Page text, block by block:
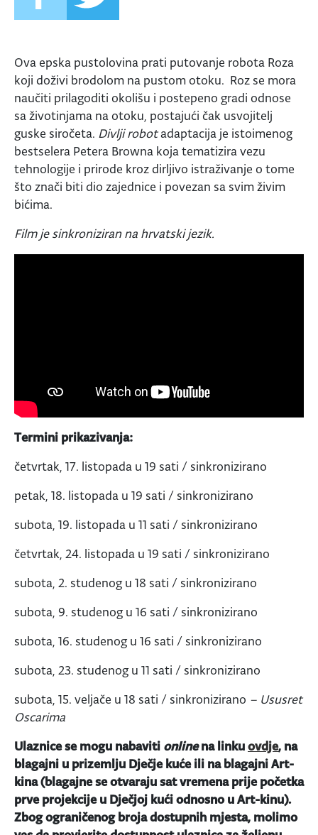
Ova epska pustolovina prati putovanje robota Roza
koji doživi brodolom na pustom otoku. Roz se mora
naučiti prilagoditi okolišu i postepeno gradi odnose
sa životinjama na otoku, postajući čak usvojitelj
guske siročeta. Divlji robotadaptacija je istoimenog
bestselera Petera Browna koja tematizira vezu
tehnologije i prirode kroz dirljivo istraživanje o tome
što znači biti dio zajednice i povezan sa svim živim
bićima.
Film je sinkroniziran na hrvatski jezik.
Termini prikazivanja:
četvrtak, 17. listopada u 19 sati / sinkronizirano
petak, 18. listopada u 19 sati / sinkronizirano
subota, 19. listopada u 11 sati / sinkronizirano
četvrtak, 24. listopada u 19 sati / sinkronizirano
subota, 2. studenog u 18 sati / sinkronizirano
subota, 9. studenog u 16 sati / sinkronizirano
subota, 16. studenog u 16 sati / sinkronizirano
subota, 23. studenog u 11 sati / sinkronizirano
subota, 15. veljače u 18 sati / sinkronizirano – Ususret
Oscarima
Ulaznice se mogu nabaviti onlinena linkuovdje, na
blagajni u prizemlju Dječje kuće ili na blagajni Art-
kina (blagajne se otvaraju sat vremena prije početka
prve projekcije u Dječjoj kući odnosno u Art-kinu).
Zbog ograničenog broja dostupnih mjesta, molimo